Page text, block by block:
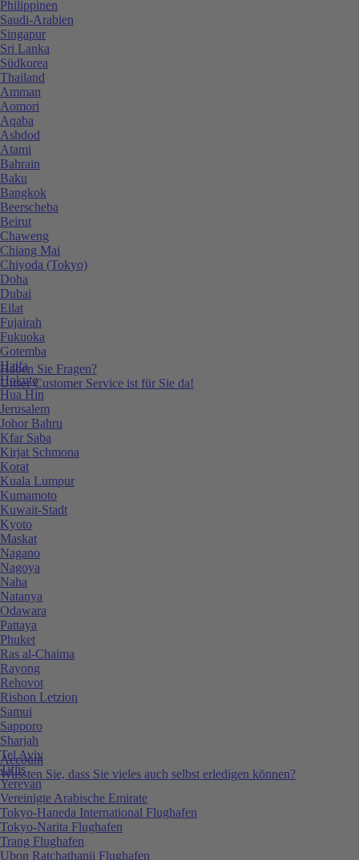
Haben Sie Fragen?
Unser Customer Service ist für Sie da!
Account
Wussten Sie, dass Sie vieles auch selbst erledigen können?
Philippinen
Saudi-Arabien
Singapur
Sri Lanka
Südkorea
Thailand
Amman
Aomori
Aqaba
Ashdod
Atami
Bahrain
Baku
Bangkok
Beerscheba
Beirut
Chaweng
Chiang Mai
Chiyoda (Tokyo)
Doha
Dubai
Eilat
Fujairah
Fukuoka
Gotemba
Haifa
Hokuto
Hua Hin
Jerusalem
Johor Bahru
Kfar Saba
Kirjat Schmona
Korat
Kuala Lumpur
Kumamoto
Kuwait-Stadt
Kyoto
Maskat
Nagano
Nagoya
Naha
Natanya
Odawara
Pattaya
Phuket
Ras al-Chaima
Rayong
Rehovot
Rishon Letzion
Samui
Sapporo
Sharjah
Tel Aviv
Tiflis
Yerevan
Vereinigte Arabische Emirate
Tokyo-Haneda International Flughafen
Tokyo-Narita Flughafen
Trang Flughafen
Ubon Ratchathanii Flughafen